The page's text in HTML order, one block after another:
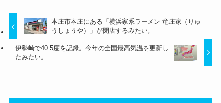
本庄市本庄にある「横浜家系ラーメン 竜庄家（りゅ
うしょうや）」が閉店するみたい。
伊勢崎で40.5度を記録。今年の全国最高気温を更新し
たみたい。